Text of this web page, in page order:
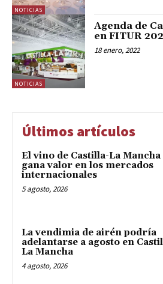
NOTICIAS
NOTICIAS
Agenda de
en FITUR
18 enero, 2022
Últimos artículos
El vino de Castilla-La Mancha
gana valor en los mercados
internacionales
5 agosto, 2026
La vendimia de airén podría
adelantarse a agosto en
La Mancha
4 agosto, 2026